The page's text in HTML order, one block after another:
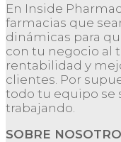
En Inside
farmacias que
dinámicas para
con tu negocio al
rentabilidad y
clientes. Por
todo tu equipo se
trabajando.
SOBRE